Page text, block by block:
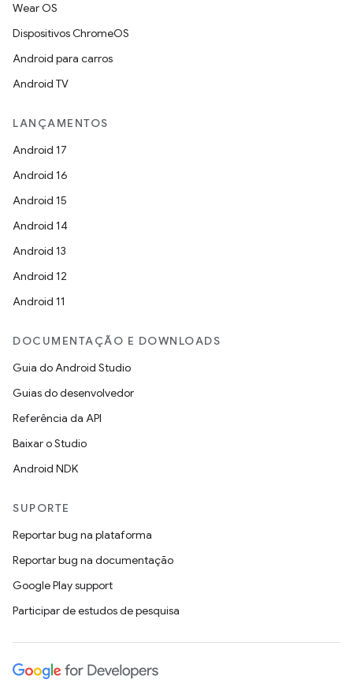
Wear OS
Dispositivos ChromeOS
Android para carros
Android TV
LANÇAMENTOS
Android 17
Android 16
Android 15
Android 14
Android 13
Android 12
Android 11
DOCUMENTAÇÃO E DOWNLOADS
Guia do Android Studio
Guias do desenvolvedor
Referência da API
Baixar o Studio
Android NDK
SUPORTE
Reportar bug na plataforma
Reportar bug na documentação
Google Play support
Participar de estudos de pesquisa